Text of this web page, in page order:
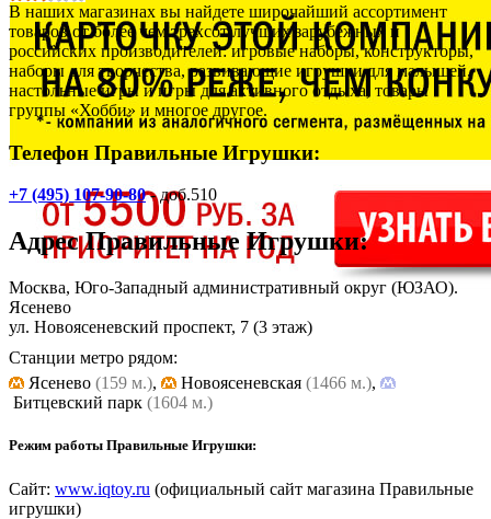
В наших магазинах вы найдете широчайший ассортимент
товаров от более чем трехсот лучших зарубежных и
российских производителей: игровые наборы, конструкторы,
наборы для творчества, развивающие игрушки для малышей,
настольные игры и игры для активного отдыха, товары
группы «Хобби» и многое другое.
Телефон Правильные Игрушки:
+7 (495) 107-90-80- доб.510
АдресПравильные Игрушки:
Москва, Юго-Западный административный округ (ЮЗАО).
Ясенево
ул. Новоясеневский проспект, 7 (3 этаж)
Станции метро рядом:
Ясенево (159 м.), Новоясеневская (1466 м.),
Битцевский парк (1604 м.)
Режим работы Правильные Игрушки:
Сайт: www.iqtoy.ru (официальный сайт магазина Правильные
игрушки)